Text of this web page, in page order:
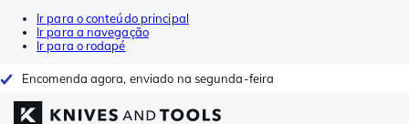
Ir para o conteúdo principal
Ir para a navegação
Ir para o rodapé
Encomenda agora, enviado na segunda-feira